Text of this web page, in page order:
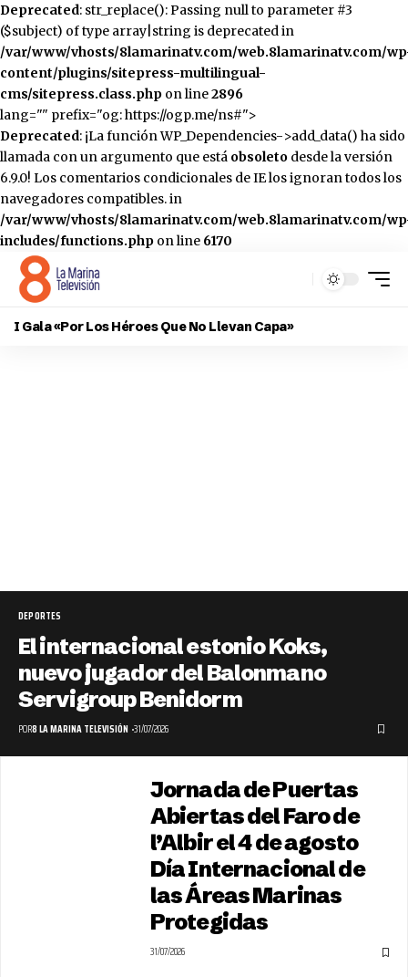
Deprecated: str_replace(): Passing null to parameter #3
($subject) of type array|string is deprecated in
/var/www/vhosts/8lamarinatv.com/web.8lamarinatv.com/
content/plugins/sitepress-multilingual-
cms/sitepress.class.php on line2896
lang="" prefix="og: https://ogp.me/ns#">
Deprecated: ¡La función WP_Dependencies->add_data() ha sido
llamada con un argumento que está obsoleto desde la versión
6.9.0! Los comentarios condicionales de IE los ignoran todos los
navegadores compatibles. in
/var/www/vhosts/8lamarinatv.com/web.8lamarinatv.com/
includes/functions.php on line 6170
I Gala «Por Los Héroes Que No Llevan Capa»
DEPORTES
El internacional estonio Koks,
nuevo jugador del Balonmano
Servigroup Benidorm
POR8 LA MARINA TELEVISIÓN 31/07/2026
Jornada de Puertas
Abiertas del Faro de
l’Albir el 4 de agosto
Día Internacional de
las Áreas Marinas
Protegidas
31/07/2026